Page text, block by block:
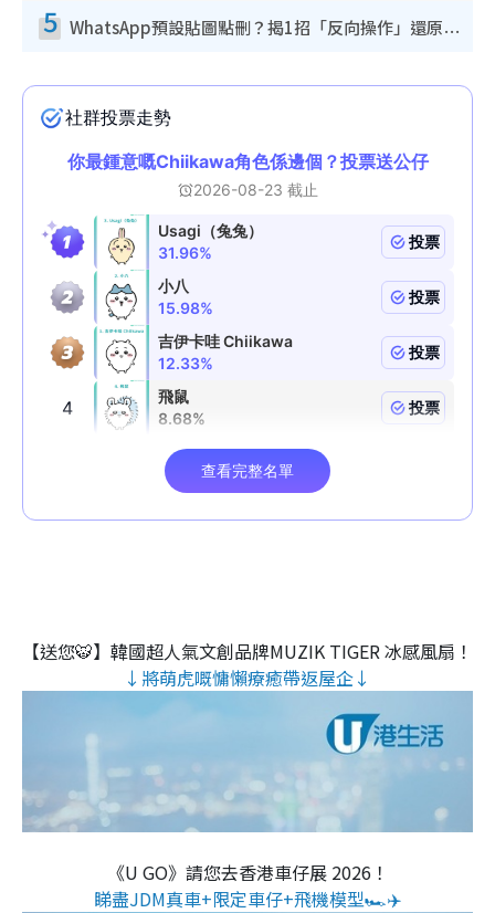
5 WhatsApp預設貼圖點刪？揭1招「反向操作」還原簡潔介面 附3步實測教學
【送您🐯】韓國超人氣文創品牌MUZIK TIGER 冰感風扇！
↓將萌虎嘅慵懶療癒帶返屋企↓
《U GO》請您去香港車仔展 2026！
睇盡JDM真車+限定車仔+飛機模型🏎️✈️